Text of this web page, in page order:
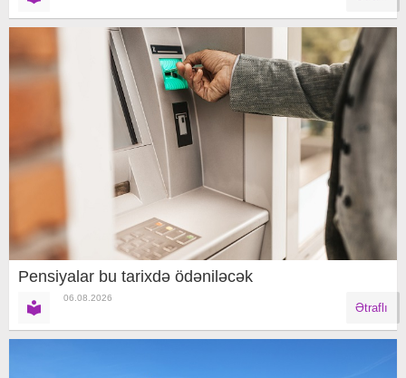
Pensiyalar bu tarixdə ödəniləcək
06.08.2026
Ətraflı